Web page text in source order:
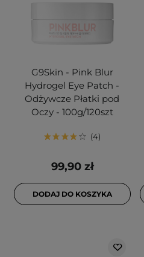
G9Skin - Pink Blur
Hydrogel Eye Patch -
Odżywcze Płatki pod
Oczy - 100g/120szt
4
99,90 zł
DODAJ DO KOSZYKA